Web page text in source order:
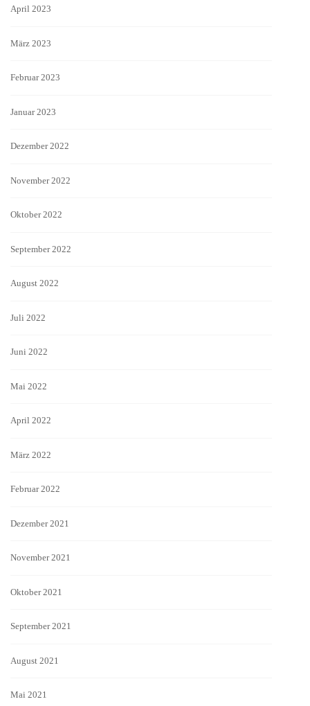
April 2023
März 2023
Februar 2023
Januar 2023
Dezember 2022
November 2022
Oktober 2022
September 2022
August 2022
Juli 2022
Juni 2022
Mai 2022
April 2022
März 2022
Februar 2022
Dezember 2021
November 2021
Oktober 2021
September 2021
August 2021
Mai 2021